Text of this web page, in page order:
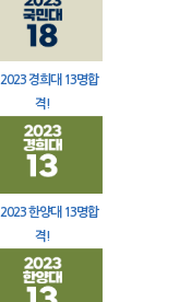
2023 경희대 13명합
격!
2023 한양대 13명합
격!